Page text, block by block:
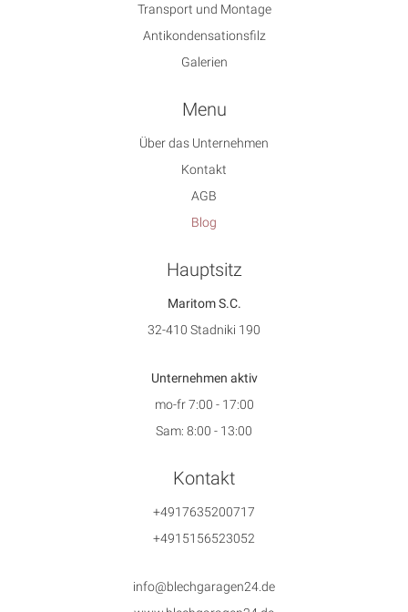
Transport und Montage
Antikondensationsfilz
Galerien
Menu
Über das Unternehmen
Kontakt
AGB
Blog
Hauptsitz
Maritom S.C.
32-410 Stadniki 190
Unternehmen aktiv
mo-fr 7:00 - 17:00
Sam: 8:00 - 13:00
Kontakt
+4917635200717
+4915156523052
info@blechgaragen24.de